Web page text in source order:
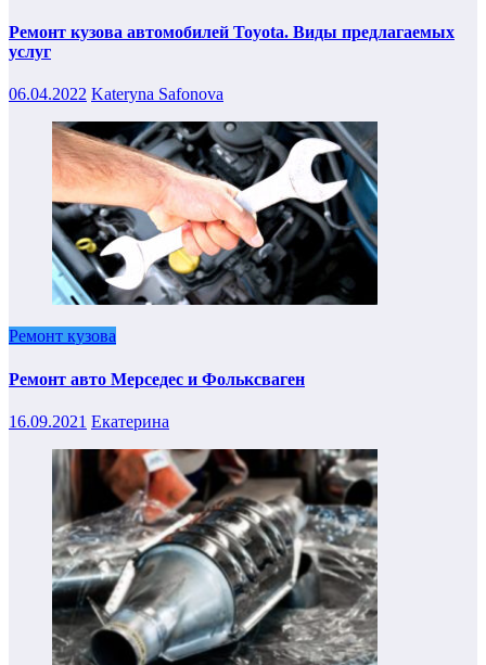
Ремонт кузова автомобилей Toyota. Виды предлагаемых
услуг
06.04.2022 Kateryna Safonova
Ремонт кузова
Ремонт авто Мерседес и Фольксваген
16.09.2021 Екатерина